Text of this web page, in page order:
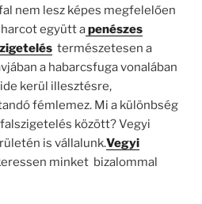
nem lesz képes megfelelően
együtt apenészes
természetesen a
a habarcsfuga vonalában
kerül illesztésre,
fémlemez. Mi a különbség
között? Vegyi
is vállalunk.Vegyi
minket bizalommal